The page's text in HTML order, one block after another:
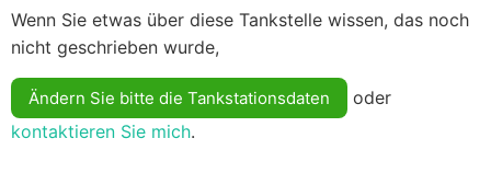
Wenn Sie etwas über diese Tankstelle wissen, das noch
nicht geschrieben wurde,
Ändern Sie bitte die Tankstationsdaten
oder
kontaktieren Sie mich.